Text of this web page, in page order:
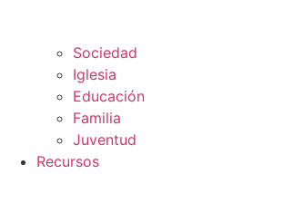
Sociedad
Iglesia
Educación
Familia
Juventud
Recursos